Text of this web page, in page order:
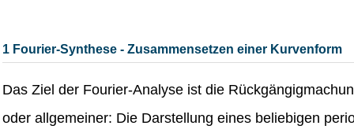
1 Fourier-Synthese - Zusammensetzen einer Kurvenform
Das Ziel der Fourier-Analyse ist die
oder allgemeiner: Die Darstellung eines beliebigen